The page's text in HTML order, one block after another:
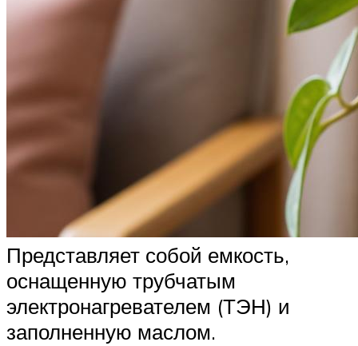
Представляет собой емкость,
оснащенную трубчатым
электронагревателем (ТЭН) и
заполненную маслом.